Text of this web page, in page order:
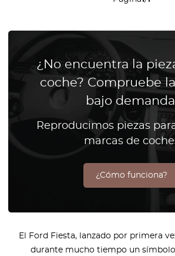
¿No encuentra la
coche? Compruebe
bajo
Reproducimos piezas
marcas de
¿Cómo funciona?
El Ford Fiesta, lanzado por primera
durante mucho tiempo un símbolo